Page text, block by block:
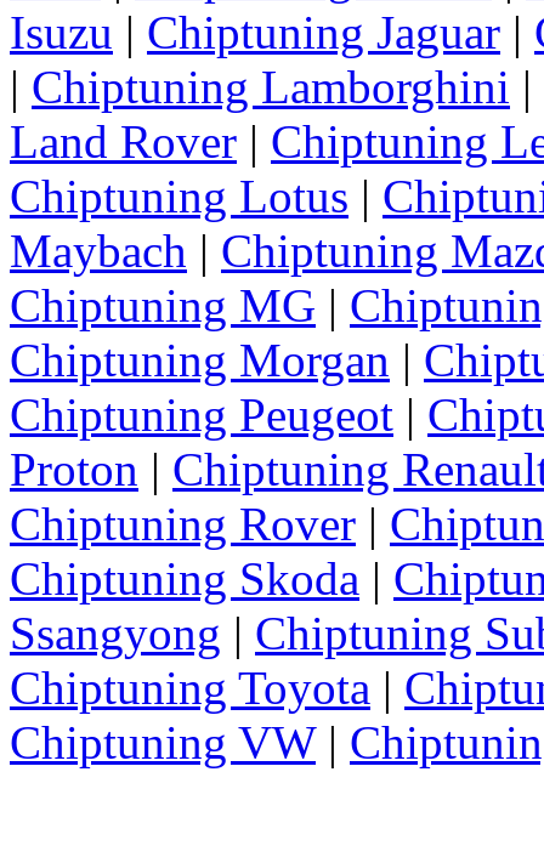
Isuzu | Chiptuning Jaguar |
| Chiptuning Lamborghini |
Land Rover | Chiptuning
Chiptuning Lotus |
Maybach | Chiptuning
Chiptuning MG |
Chiptuning Morgan |
Chiptuning Peugeot |
Proton | Chiptuning
Chiptuning Rover |
Chiptuning Skoda |
Ssangyong | Chiptuning
Chiptuning Toyota |
Chiptuning VW|